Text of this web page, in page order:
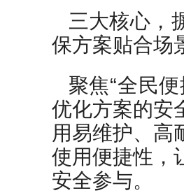
三大核心，
保方案贴合场
聚焦“全民
优化方案的安
用易维护、高
使用便捷性，
安全参与。